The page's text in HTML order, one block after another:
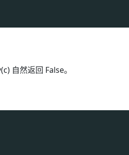
自然返回 False。